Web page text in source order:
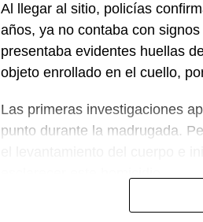
Al llegar al sitio, policías
años, ya no contaba con
presentaba evidentes huellas
objeto enrollado en el cuello,
Las primeras investigaciones
punto durante la madrugada.